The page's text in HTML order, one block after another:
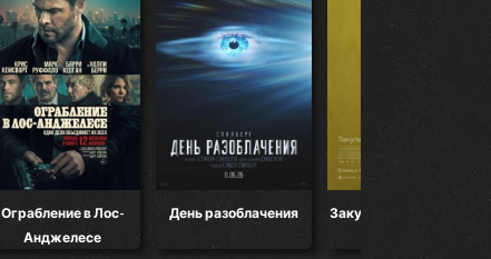
Ограбление в Лос-
Анджелесе
День разоблачения Закулисье реальности